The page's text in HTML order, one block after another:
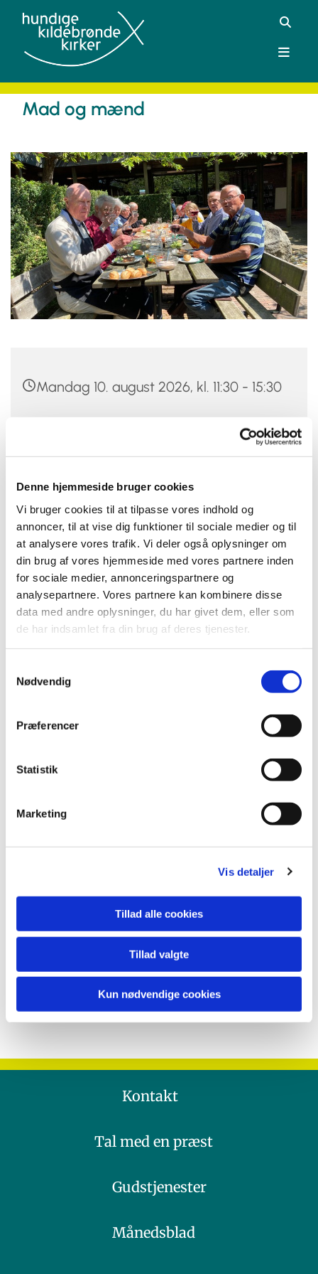
Denne hjemmeside bruger cookies
Vi bruger cookies til at tilpasse vores indhold og
annoncer, til at vise dig funktioner til sociale medier og til
at analysere vores trafik. Vi deler også oplysninger om
din brug af vores hjemmeside med vores partnere inden
for sociale medier, annonceringspartnere og
analysepartnere. Vores partnere kan kombinere disse
data med andre oplysninger, du har givet dem, eller som
de har indsamlet fra din brug af deres tjenester.
Nødvendig
Præferencer
Statistik
Marketing
Vis detaljer
Tillad alle cookies
Tillad valgte
Kun nødvendige cookies
Mad og mænd
Mandag 10. august 2026, kl. 11:30 - 15:30
Hundige Kirke, Eriksmindevej 20, 2670
50 kr.
Har du lyst til at lave mad og spise sammen med
andre mænd, så kom og vær med. Alle er velkomne
både dig, der bor alene og dig, der har en partner.
Der er plads til nye. I august laver vi forloren hare.
lave. Måske kan du få idéer at tage med hjem.
Tilmelding og flere oplysninger hos Uffe Dinesen tlf. 51
Kontakt
Tal med en præst
Gudstjenester
Månedsblad